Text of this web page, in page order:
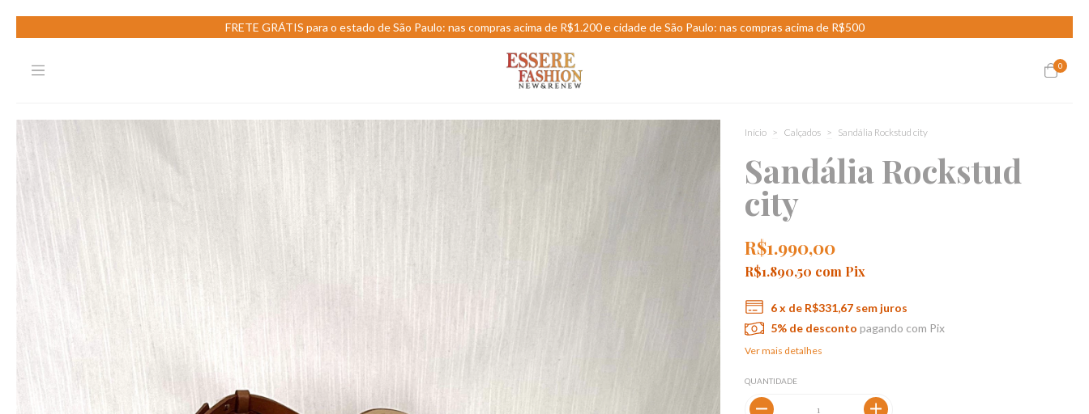
FRETE GRÁTIS para o estado de São Paulo: nas compras acima de R$1.200 e cidade de São Paulo: nas compras acima de R$500
0
Início > Calçados > Sandália Rockstud city
Sandália Rockstud
city
R$1.990,00
R$1.890,50 com Pix
6x de R$331,67 sem juros
5% de desconto pagando com Pix
Ver mais detalhes
QUANTIDADE